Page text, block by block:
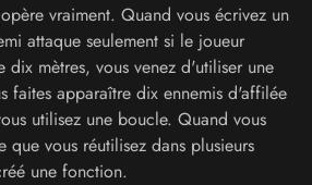
vraiment. Quand vous écrivez un
attaque seulement si le joueur
dix mètres, vous venez d'utiliser une
faites apparaître dix ennemis d'affilée
utilisez une boucle. Quand vous
vous réutilisez dans plusieurs
une fonction.